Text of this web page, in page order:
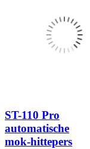
ST-110 Pro
automatische
mok-hittepers